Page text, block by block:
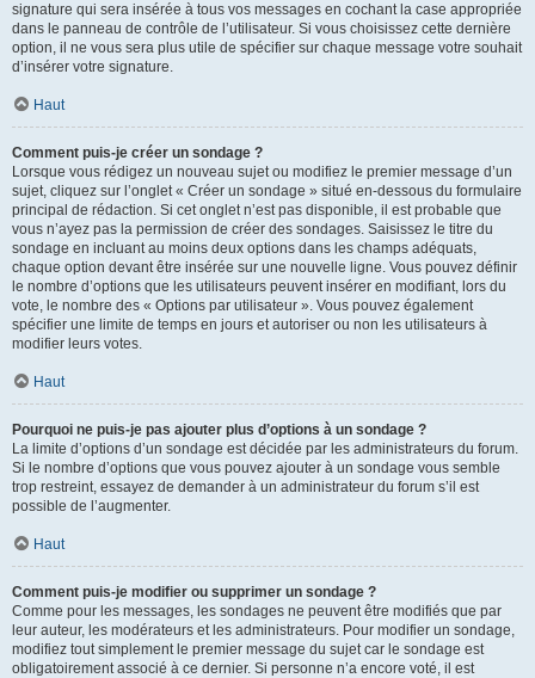
signature qui sera insérée à tous vos messages en cochant la case appropriée
dans le panneau de contrôle de l’utilisateur. Si vous choisissez cette dernière
option, il ne vous sera plus utile de spécifier sur chaque message votre souhait
d’insérer votre signature.
Haut
Comment puis-je créer un sondage ?
Lorsque vous rédigez un nouveau sujet ou modifiez le premier message d’un
sujet, cliquez sur l’onglet « Créer un sondage » situé en-dessous du formulaire
principal de rédaction. Si cet onglet n’est pas disponible, il est probable que
vous n’ayez pas la permission de créer des sondages. Saisissez le titre du
sondage en incluant au moins deux options dans les champs adéquats,
chaque option devant être insérée sur une nouvelle ligne. Vous pouvez définir
le nombre d’options que les utilisateurs peuvent insérer en modifiant, lors du
vote, le nombre des « Options par utilisateur ». Vous pouvez également
spécifier une limite de temps en jours et autoriser ou non les utilisateurs à
modifier leurs votes.
Haut
Pourquoi ne puis-je pas ajouter plus d’options à un sondage ?
La limite d’options d’un sondage est décidée par les administrateurs du forum.
Si le nombre d’options que vous pouvez ajouter à un sondage vous semble
trop restreint, essayez de demander à un administrateur du forum s’il est
possible de l’augmenter.
Haut
Comment puis-je modifier ou supprimer un sondage ?
Comme pour les messages, les sondages ne peuvent être modifiés que par
leur auteur, les modérateurs et les administrateurs. Pour modifier un sondage,
modifiez tout simplement le premier message du sujet car le sondage est
obligatoirement associé à ce dernier. Si personne n’a encore voté, il est